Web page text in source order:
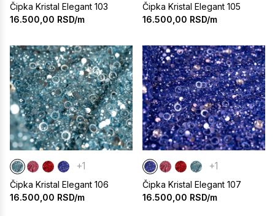
Čipka Kristal Elegant 103
16.500,00 RSD/m
Čipka Kristal Elegant 105
16.500,00 RSD/m
+1
Čipka Kristal Elegant 106
16.500,00 RSD/m
+1
Čipka Kristal Elegant 107
16.500,00 RSD/m